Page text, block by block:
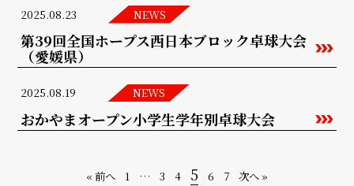
2025.08.23 NEWS
第39回全国ホープス西日本ブロック卓球大会
（愛媛県）
2025.08.19 NEWS
おかやまオープン小学生学年別卓球大会
« 前へ 1 … 3 4 5 6 7 次へ »